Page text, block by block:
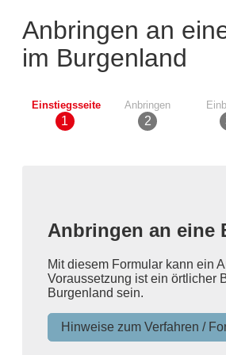
Anbringen an
im Burgenland
Einstiegsseite Anbringen
Anbringen an eine
Mit diesem Formular kann ein
Voraussetzung ist ein örtlicher
Burgenland sein.
Hinweise zum Verfahren /